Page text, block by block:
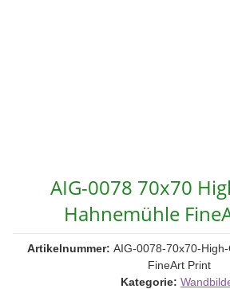
AIG-0078 70x70
Hahnemühle
Artikelnummer: AIG-0078-70x70-
FineArt Print
Kategorie: